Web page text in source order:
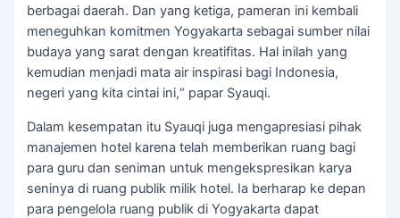
berbagai daerah. Dan yang ketiga, pameran ini kembali
meneguhkan komitmen Yogyakarta sebagai sumber nilai
budaya yang sarat dengan kreatifitas. Hal inilah yang
kemudian menjadi mata air inspirasi bagi Indonesia,
negeri yang kita cintai ini,“ papar Syauqi.
Dalam kesempatan itu Syauqi juga mengapresiasi pihak
manajemen hotel karena telah memberikan ruang bagi
para guru dan seniman untuk mengekspresikan karya
seninya di ruang publik milik hotel. Ia berharap ke depan
para pengelola ruang publik di Yogyakarta dapat